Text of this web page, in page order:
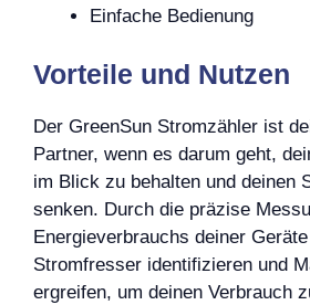
Einfache Bedienung
Vorteile und Nutzen
Der GreenSun Stromzähler ist
Partner, wenn es darum geht,
im Blick zu behalten und deinen
senken. Durch die präzise
Energieverbrauchs deiner
Stromfresser identifizieren und
ergreifen, um deinen Verbrauch